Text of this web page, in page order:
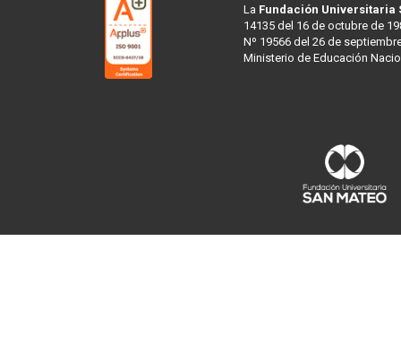
La Fundación Universitaria
14135 del 16 de octubre de
Nº 19566 del 26 de
Ministerio de Educación